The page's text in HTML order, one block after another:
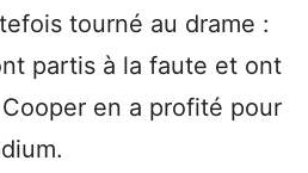
tourné au drame :
partis à la faute et ont
en a profité pour